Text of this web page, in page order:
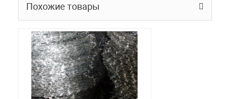
Похожие товары